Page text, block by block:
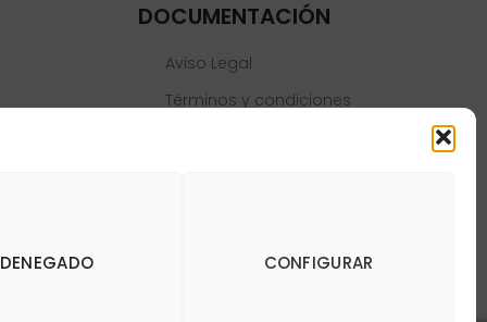
DENEGADO CONFIGURAR
DOCUMENTACIÓN
Aviso Legal
Términos y condiciones